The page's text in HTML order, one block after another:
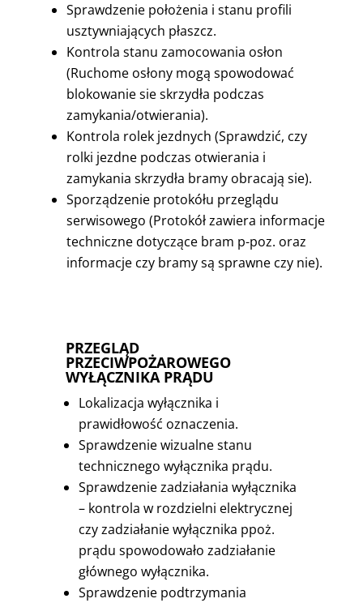
Sprawdzenie położenia i stanu profili
usztywniających płaszcz.
Kontrola stanu zamocowania osłon
(Ruchome osłony mogą spowodować
blokowanie sie skrzydła podczas
zamykania/otwierania).
Kontrola rolek jezdnych (Sprawdzić, czy
rolki jezdne podczas otwierania i
zamykania skrzydła bramy obracają sie).
Sporządzenie protokółu przeglądu
serwisowego (Protokół zawiera informacje
techniczne dotyczące bram p-poz. oraz
informacje czy bramy są sprawne czy nie).
PRZEGLĄD
PRZECIWPOŻAROWEGO
WYŁĄCZNIKA PRĄDU
Lokalizacja wyłącznika i
prawidłowość oznaczenia.
Sprawdzenie wizualne stanu
technicznego wyłącznika prądu.
Sprawdzenie zadziałania wyłącznika
– kontrola w rozdzielni elektrycznej
czy zadziałanie wyłącznika ppoż.
prądu spowodowało zadziałanie
głównego wyłącznika.
Sprawdzenie podtrzymania